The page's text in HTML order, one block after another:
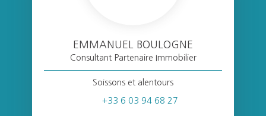
EMMANUEL BOULOGNE
Consultant Partenaire Immobilier
Soissons et alentours
+33 6 03 94 68 27